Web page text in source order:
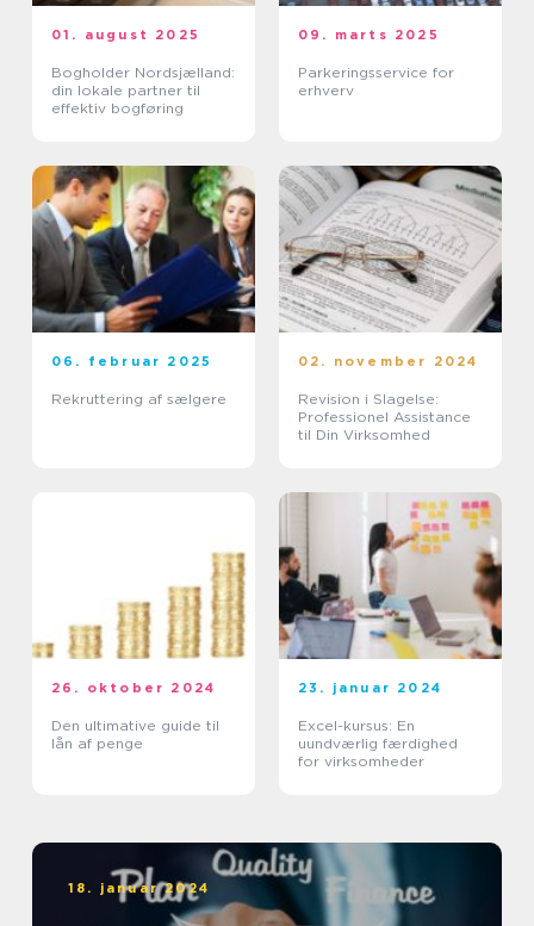
01. august 2025
Bogholder Nordsjælland:
din lokale partner til
effektiv bogføring
09. marts 2025
Parkeringsservice for
erhverv
06. februar 2025
Rekruttering af sælgere
02. november 2024
Revision i Slagelse:
Professionel Assistance
til Din Virksomhed
26. oktober 2024
Den ultimative guide til
lån af penge
23. januar 2024
Excel-kursus: En
uundværlig færdighed
for virksomheder
18. januar 2024